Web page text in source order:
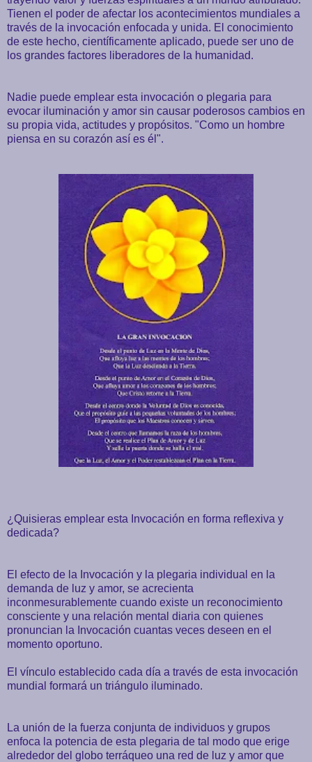
Tienen el poder de afectar los acontecimientos mundiales a
través de la invocación enfocada y unida. El conocimiento
de este hecho, científicamente aplicado, puede ser uno de
los grandes factores liberadores de la humanidad.
Nadie puede emplear esta invocación o plegaria para
evocar iluminación y amor sin causar poderosos cambios en
su propia vida, actitudes y propósitos. "Como un hombre
piensa en su corazón así es él".
¿Quisieras emplear esta Invocación en forma reflexiva y
dedicada?
El efecto de la Invocación y la plegaria individual en la
demanda de luz y amor, se acrecienta
inconmesurablemente cuando existe un reconocimiento
consciente y una relación mental diaria con quienes
pronuncian la Invocación cuantas veces deseen en el
momento oportuno.
El vínculo establecido cada día a través de esta invocación
mundial formará un triángulo iluminado.
La unión de la fuerza conjunta de individuos y grupos
enfoca la potencia de esta plegaria de tal modo que erige
alrededor del globo terráqueo una red de luz y amor que